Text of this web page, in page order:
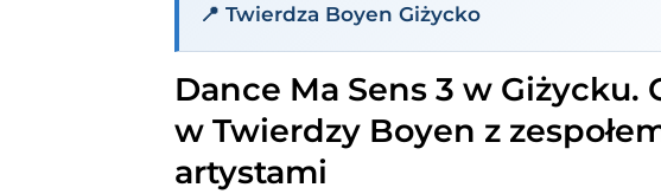
📍 Twierdza Boyen Giżycko
Dance Ma Sens 3 w
w Twierdzy Boyen z
artystami